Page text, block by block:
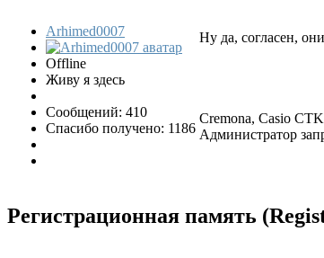
Arhimed0007
Offline
Живу я здесь
Сообщений: 410
Спасибо получено: 1186
Ну да, согласен,
Cremona, Casio
Администратор
Регистрационная память